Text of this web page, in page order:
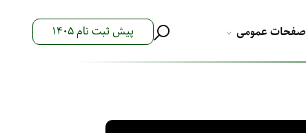
صفحات عمومی پیش ثبت نام 1405